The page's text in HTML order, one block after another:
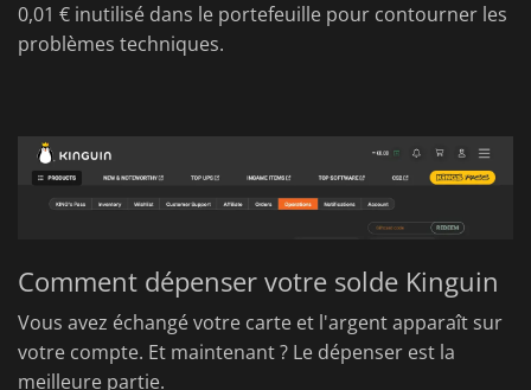
0,01 € inutilisé dans le portefeuille pour contourner les
problèmes techniques.
Comment dépenser votre solde Kinguin
Vous avez échangé votre carte et l'argent apparaît sur
votre compte. Et maintenant ? Le dépenser est la
meilleure partie.